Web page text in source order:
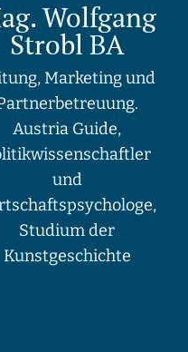
Wolfgang
Strobl BA
Marketing und
Austria Guide,
und
Studium der
Kunstgeschichte